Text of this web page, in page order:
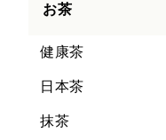
お茶
健康茶
日本茶
抹茶